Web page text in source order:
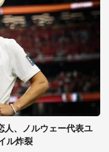
人、ノルウェー代表ユ
ル炸裂